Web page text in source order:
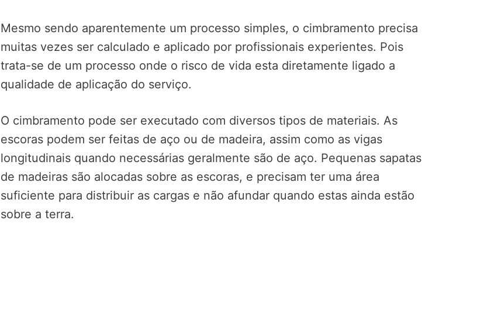
Mesmo sendo aparentemente um processo simples, o cimbramento precisa
muitas vezes ser calculado e aplicado por profissionais experientes. Pois
trata-se de um processo onde o risco de vida esta diretamente ligado a
qualidade de aplicação do serviço.
O cimbramento pode ser executado com diversos tipos de materiais. As
escoras podem ser feitas de aço ou de madeira, assim como as vigas
longitudinais quando necessárias geralmente são de aço. Pequenas sapatas
de madeiras são alocadas sobre as escoras, e precisam ter uma área
suficiente para distribuir as cargas e não afundar quando estas ainda estão
sobre a terra.